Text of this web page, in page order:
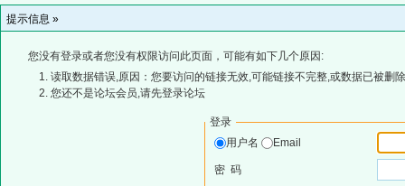
提示信息 »
您没有登录或者您没有权限访问此页面，可能有如下几个原因:
读取数据错误,原因：您要访问的链接无效,可能链接不完整,或数据已被删
您还不是论坛会员,请先登录论坛
登录
用户名
Email
密 码